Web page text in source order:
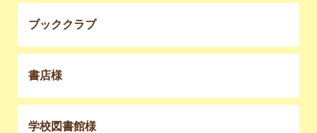
ブッククラブ
書店様
学校図書館様